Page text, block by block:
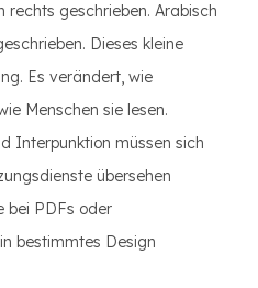
rechts geschrieben. Arabisch
Dieses kleine
Es verändert, wie
Menschen sie lesen.
Interpunktion müssen sich
übersehen
bei PDFs oder
bestimmtes Design